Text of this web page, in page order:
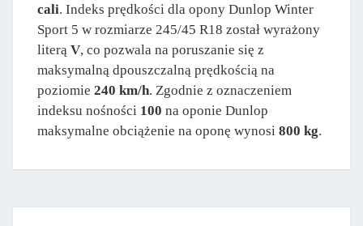
cali. Indeks prędkości dla opony Dunlop Winter
Sport 5 w rozmiarze 245/45 R18 został wyrażony
literą V, co pozwala na poruszanie się z
maksymalną dpouszczalną prędkością na
poziomie 240 km/h. Zgodnie z oznaczeniem
indeksu nośności 100 na oponie Dunlop
maksymalne obciążenie na oponę wynosi 800 kg.